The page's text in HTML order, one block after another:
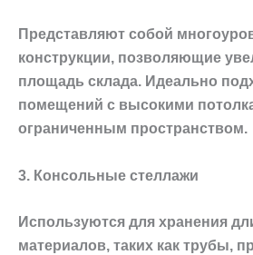
Представляют собой
конструкции, позволяющие
площадь склада. Идеально
помещений с высокими
ограниченным пространством.
3. Консольные стеллажи
Используются для хранения
материалов, таких как трубы,